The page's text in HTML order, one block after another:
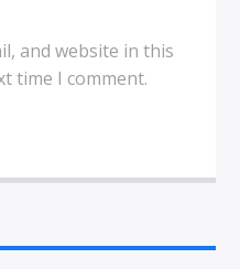
and website in this
time I comment.